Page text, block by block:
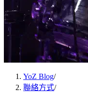
YoZ Blog/
聯絡方式/